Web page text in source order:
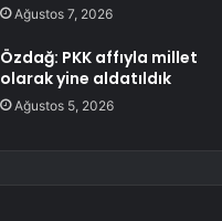
Ağustos 7, 2026
Özdağ: PKK affıyla millet
olarak yine aldatıldık
Ağustos 5, 2026